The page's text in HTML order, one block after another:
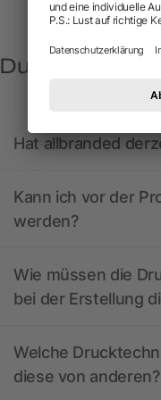
Du hast
Hat allbranded
Kann ich vor der
werden?
Wie müssen die
bei der Erstellung
Welche
diese von anderen?